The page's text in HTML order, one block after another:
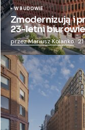
W BUDOWIE
Zmodernizują i
23-letni
przez Mariusz Kolanko
Zmieniają